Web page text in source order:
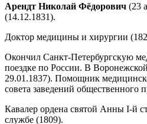
Арендт Николай Фёдорович (23
(14.12.1831).
Доктор медицины и хирургии
Окончил Санкт-Петербургскую
поездке по России. В
29.01.1837). Помощник
совета заведений общественного
Кавалер ордена святой Анны I-й
службе (1809).